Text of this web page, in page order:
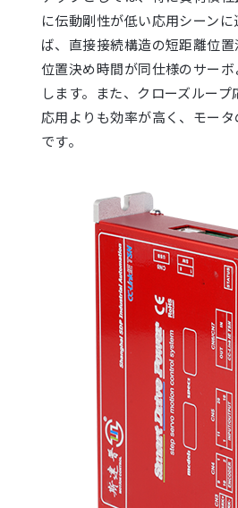
に伝動剛性が低い応用シーン
ば、直接接続構造の短距離位
位置決め時間が同仕様のサー
します。また、クローズルー
応用よりも効率が高く、モー
です。